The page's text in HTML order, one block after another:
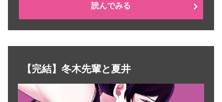
読んでみる
【完結】冬木先輩と夏井